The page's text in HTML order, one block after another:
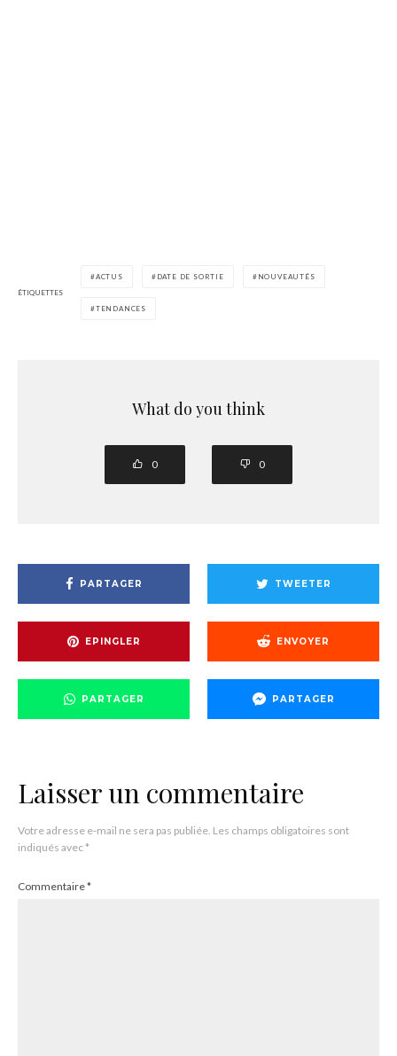
ÉTIQUETTES
ACTUS DATE DE SORTIE NOUVEAUTÉS
TENDANCES
What do you think
0 0
PARTAGER TWEETER
EPINGLER ENVOYER
PARTAGER PARTAGER
Laisser un commentaire
Votre adresse e-mail ne sera pas publiée. Les champs obligatoires sont
indiqués avec*
Commentaire*